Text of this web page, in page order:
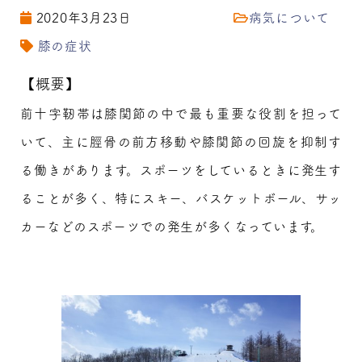
2020年3月23日 病気について
膝の症状
【概要】
前十字靭帯は膝関節の中で最も重要な役割を担って
いて、主に脛骨の前方移動や膝関節の回旋を抑制す
る働きがあります。スポーツをしているときに発生す
ることが多く、特にスキー、バスケットボール、サッ
カーなどのスポーツでの発生が多くなっています。